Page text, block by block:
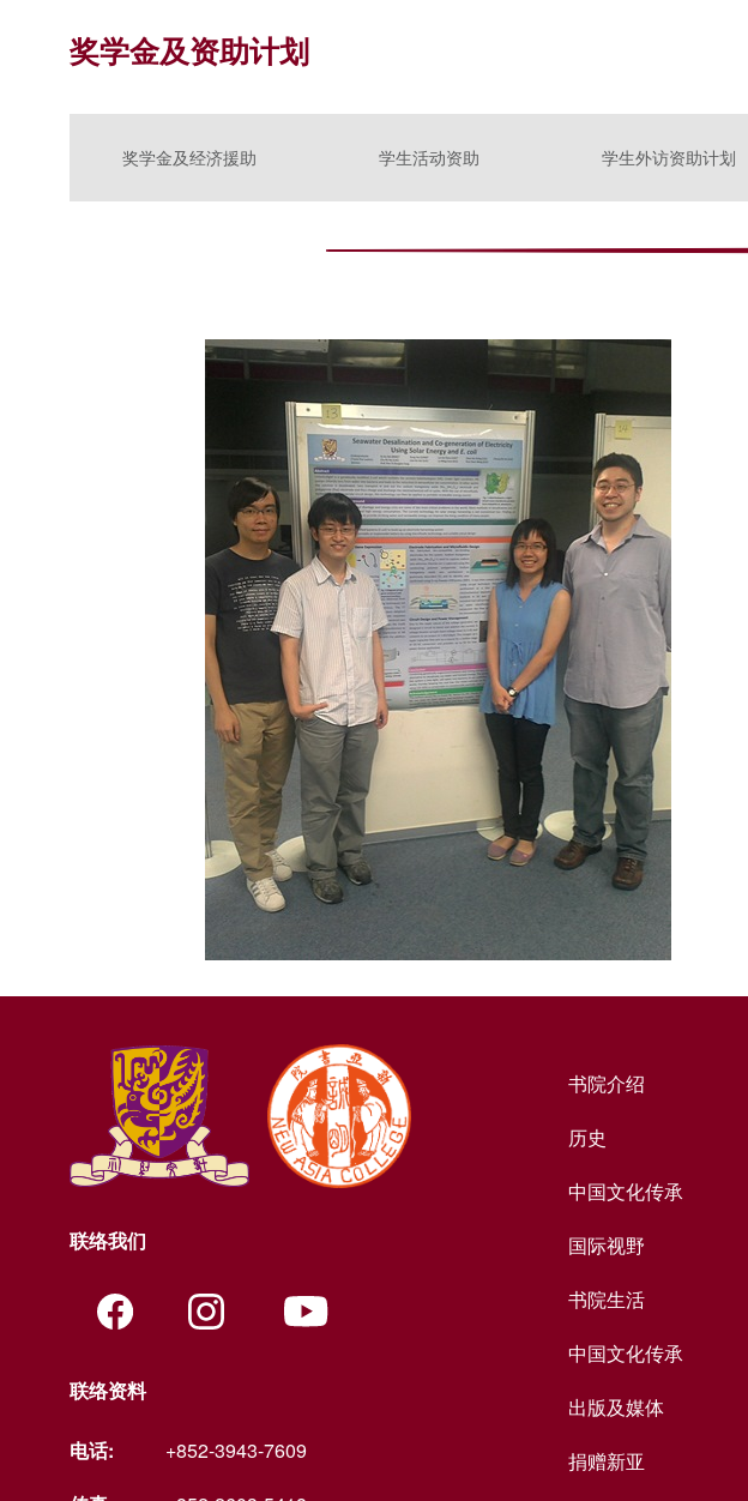
奖学金及资助计划
奖学金及经济援助 学生活动资助 学生外访资助计划
联络我们
联络资料
电话:
+852-3943-7609
书院介绍
历史
中国文化传承
国际视野
书院生活
中国文化传承
出版及媒体
捐赠新亚